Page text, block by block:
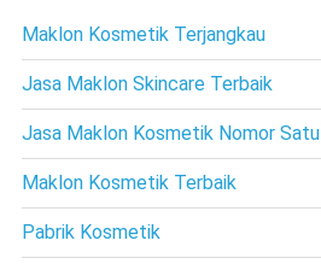
Maklon Kosmetik Terjangkau
Jasa Maklon Skincare Terbaik
Jasa Maklon Kosmetik Nomor Satu
Maklon Kosmetik Terbaik
Pabrik Kosmetik